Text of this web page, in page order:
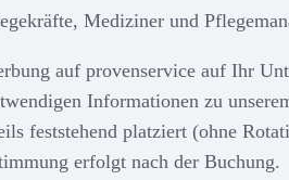
Mediziner und
auf provenservice auf Ihr
Informationen zu
feststehend platziert (ohne
erfolgt nach der Buchung.